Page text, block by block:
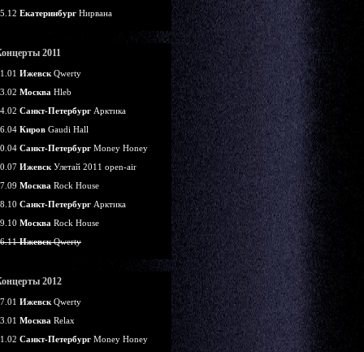
Екатеринбург Нирвана
2011
Ижевск Qwerty
Москва Hleb
Санкт-Петербург Арктика
Киров Gaudi Hall
Санкт-Петербург Money Honey
Ижевск Улетай 2011 open-air
Москва Rock House
Санкт-Петербург Арктика
Москва Rock House
ИжевскQwerty
2012
Ижевск Qwerty
Москва Relax
Санкт-Петербург Money Honey